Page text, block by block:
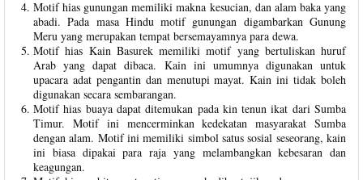
Motif hias gunungan memiliki makna kesucian, dan alam baka yang
abadi. Pada masa Hindu motif gunungan digambarkan Gunung
Meru yang merupakan tempat bersemayamnya para dewa.
Motif hias Kain Basurek memiliki motif yang bertuliskan huruf
Arab yang dapat dibaca. Kain ini umumnya digunakan untuk
upacara adat pengantin dan menutupi mayat. Kain ini tidak boleh
digunakan secara sembarangan.
Motif hias buaya dapat ditemukan pada kin tenun ikat dari Sumba
Timur. Motif ini mencerminkan kedekatan masyarakat Sumba
dengan alam. Motif ini memiliki simbol satus sosial seseorang, kain
ini biasa dipakai para raja yang melambangkan kebesaran dan
keagungan.